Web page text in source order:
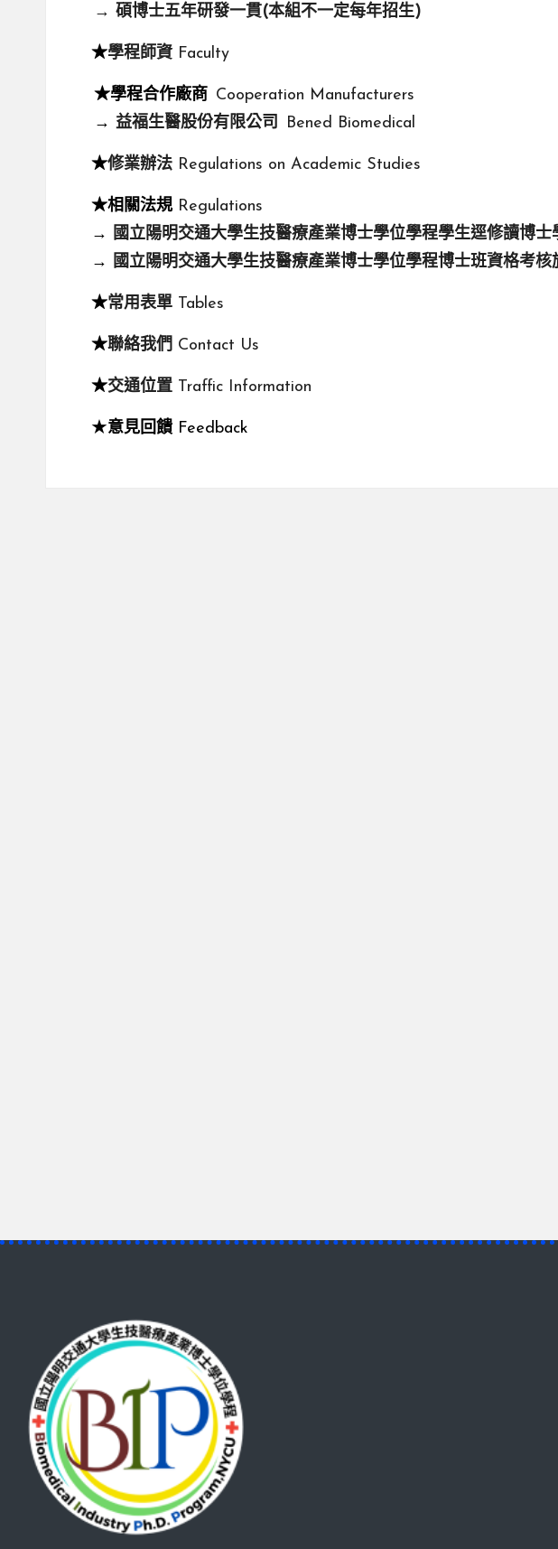
→ 碩博士五年研發一貫(本組不一定每年招生)
★學程師資 Faculty
★學程合作廠商 Cooperation Manufacturers
→ 益福生醫股份有限公司 Bened Biomedical
★修業辦法 Regulations on Academic Studies
★相關法規Regulations
→
國立陽明交通大學生技醫療產業博士學位學程學生逕修讀博士
→
國立陽明交通大學生技醫療產業博士學位學程博士班資格考核
★常用表單 Tables
★聯絡我們 Contact Us
★交通位置 Traffic Information
★意見回饋 Feedback